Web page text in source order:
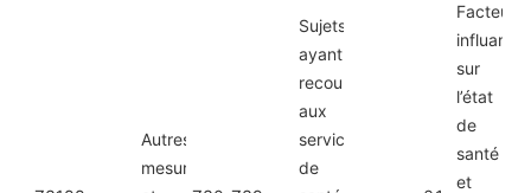
Autres
mesures
Sujets
ayant
recours
aux
services
de
Facteurs
influant
sur
l’état
de
santé
et